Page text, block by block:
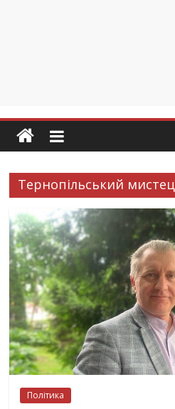
Тернопільський
Політика